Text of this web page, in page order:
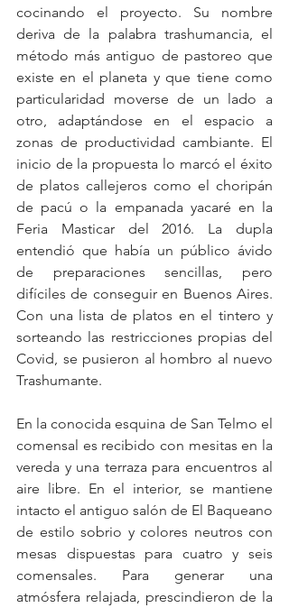
cocinando el proyecto. Su nombre
deriva de la palabra trashumancia, el
método más antiguo de pastoreo que
existe en el planeta y que tiene como
particularidad moverse de un lado a
otro, adaptándose en el espacio a
zonas de productividad cambiante. El
inicio de la propuesta lo marcó el éxito
de platos callejeros como el choripán
de pacú o la empanada yacaré en la
Feria Masticar del 2016. La dupla
entendió que había un público ávido
de preparaciones sencillas, pero
difíciles de conseguir en Buenos Aires.
Con una lista de platos en el tintero y
sorteando las restricciones propias del
Covid, se pusieron al hombro al nuevo
Trashumante.
En la conocida esquina de San Telmo el
comensal es recibido con mesitas en la
vereda y una terraza para encuentros al
aire libre. En el interior, se mantiene
intacto el antiguo salón de El Baqueano
de estilo sobrio y colores neutros con
mesas dispuestas para cuatro y seis
comensales. Para generar una
atmósfera relajada, prescindieron de la